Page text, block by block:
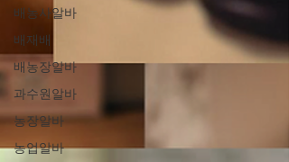
배농사알바
배재배
배농장알바
과수원알바
농장알바
농업알바